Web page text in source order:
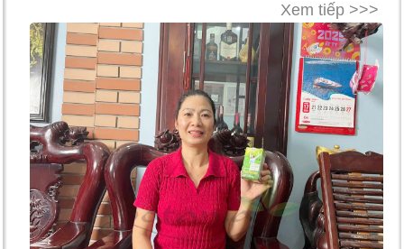
Xem tiếp >>>